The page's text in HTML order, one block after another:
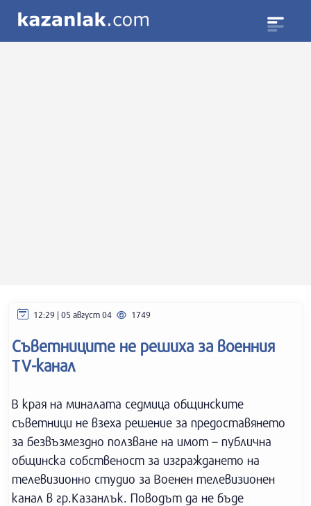
12:29 | 05 август 04 1749
Съветниците не решиха за военния
TV-канал
В края на миналата седмица общинските
съветници не взеха решение за предоставянето
за безвъзмездно ползване на имот – публична
общинска собственост за изграждането на
телевизионно студио за Военен телевизионен
канал в гр.Казанлък. Поводът да не бъде